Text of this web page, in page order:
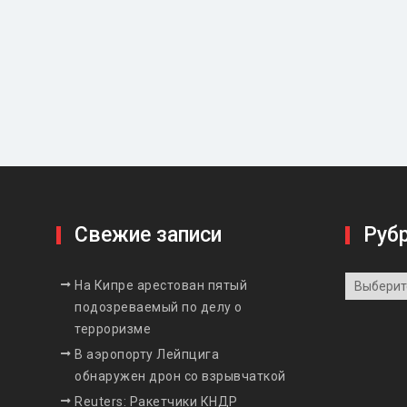
Свежие записи
На Кипре арестован пятый
подозреваемый по делу о
терроризме
В аэропорту Лейпцига
обнаружен дрон со взрывчаткой
Reuters: Ракетчики КНДР
Рубрики